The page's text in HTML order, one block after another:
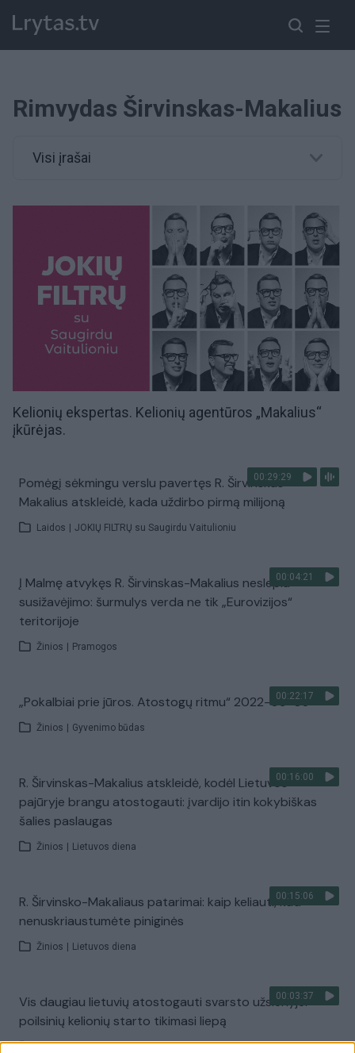
Rimvydas Širvinskas-Makalius
Visi įrašai
Kelionių ekspertas. Kelionių agentūros „Makalius“
įkūrėjas.
00:29:29
Pomėgį sėkmingu verslu pavertęs R. Širvinskas-
Makalius atskleidė, kada uždirbo pirmą milijoną
Laidos JOKIŲ FILTRŲ su Saugirdu Vaitulioniu
00:04:21
Į Malmę atvykęs R. Širvinskas-Makalius neslepia
susižavėjimo: šurmulys verda ne tik „Eurovizijos“
teritorijoje
Žinios Pramogos
00:22:17
„Pokalbiai prie jūros. Atostogų ritmu“ 2022-09-03
Žinios Gyvenimo būdas
00:16:00
R. Širvinskas-Makalius atskleidė, kodėl Lietuvos
pajūryje brangu atostogauti: įvardijo itin kokybiškas
šalies paslaugas
Žinios Lietuvos diena
00:15:06
R. Širvinsko-Makaliaus patarimai: kaip keliauti, kad
nenuskriaustumėte piniginės
Žinios Lietuvos diena
00:03:37
Vis daugiau lietuvių atostogauti svarsto užsienyje:
poilsinių kelionių starto tikimasi liepą
Žinios | Lietuvos diena